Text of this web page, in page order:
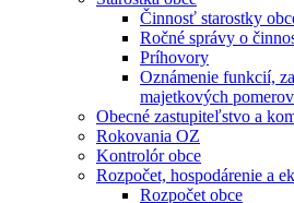
Činnosť starostky
Ročné správy o
Príhovory
Oznámenie funkcií,
majetkových
Obecné zastupiteľstvo a
Rokovania OZ
Kontrolór obce
Rozpočet, hospodárenie a
Rozpočet obce